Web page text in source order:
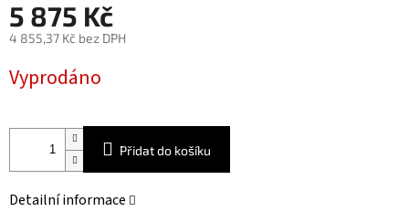
5 875 Kč
4 855,37 Kč bez DPH
cena:
Vyprodáno
Přidat do košíku
Detailní informace